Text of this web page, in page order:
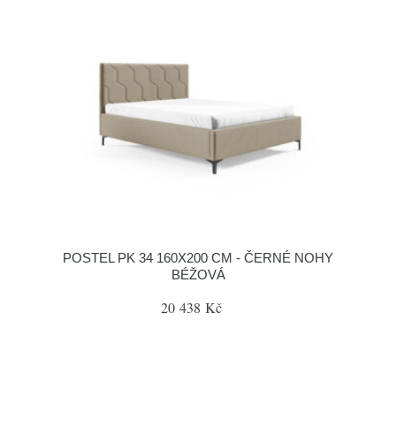
POSTEL PK 34 160X200 CM - ČERNÉ NOHY
BÉŽOVÁ
20 438 Kč